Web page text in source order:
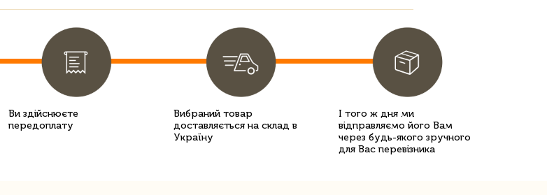
Ви здійснюєте
передоплату
Вибраний товар
доставляється на склад в
Україну
І того ж дня ми
відправляємо його Вам
через будь-якого зручного
для Вас перевізника